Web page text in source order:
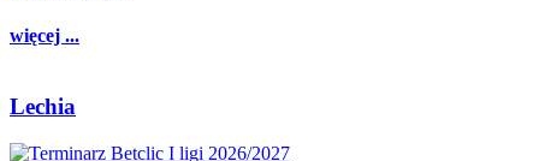
więcej ...
Lechia